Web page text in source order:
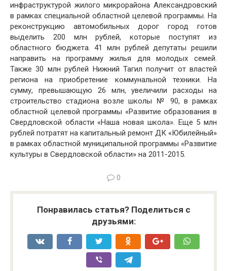
инфраструктурой жилого микрорайона Александровский
в рамках специальной областной целевой программы. На
реконструкцию автомобильных дорог город готов
выделить 200 млн рублей, которые поступят из
областного бюджета. 41 млн рублей депутаты решили
направить на программу жилья для молодых семей.
Также 30 млн рублей Нижний Тагил получит от властей
региона на приобретение коммунальной техники. На
сумму, превышающую 26 млн, увеличили расходы на
строительство стадиона возле школы № 90, в рамках
областной целевой программы «Развитие образования в
Свердловской области «Наша новая школа». Еще 5 млн
рублей потратят на капитальный ремонт ДК «Юбилейный»
в рамках областной муниципальной программы «Развитие
культуры в Свердловской области» на 2011-2015.
0
Понравилась статья? Поделиться с
друзьями: